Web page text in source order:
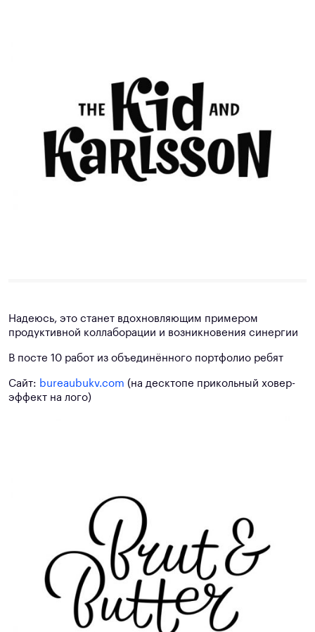
Надеюсь, это станет вдохновляющим примером
продуктивной коллаборации и возникновения синергии
В посте 10 работ из объединённого портфолио ребят
Сайт: bureaubukv.com (на десктопе прикольный ховер-
эффект на лого)